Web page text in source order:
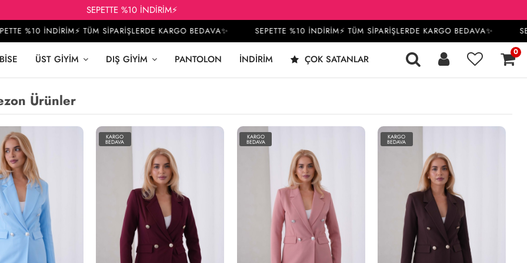
SEPETTE %10 İNDİRİM⚡
%10 İNDİRİM⚡ TÜM SİPARİŞLERDE KARGO BEDAVA✨ SEPETTE %10 İNDİRİM⚡ TÜM SİPARİŞLERDE KARGO BEDAVA✨
ÜST GIYIM DIŞ GIYIM PANTOLON İNDIRIM ÇOK SATANLAR
0
Ürünler
KARGO
BEDAVA
KARGO
BEDAVA
KARGO
BEDAVA